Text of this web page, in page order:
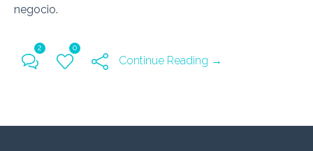
negocio.
2 0
Continue Reading →